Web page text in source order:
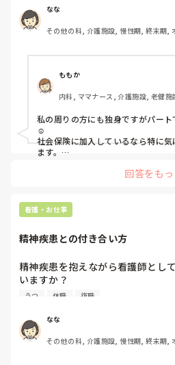
す。
稚拙な上に長文で申し訳ありま
上司からパートの話も出ているの
す。
頑張らなくていいところも頑張り
の力を出さないと他の人と同じ
んで、気を張りすぎて疲れてしま
めにもいったんパートになって、
に戻ろうという計画です。
今までパートは既婚者ができる働
トに関する知識をつけなければと
収入が減ることに関しては、パー
なな
その他の科, 介護施設, 慢性期, 終末期,
ももか
内科, ママナース, 介護施設, 老健
私の周りの方にも独身ですがパー
☺️
社会保険に加入しているなら特に
ます。
私の周りも皆さん色んな事情があ
回答をも
看護・お仕事
精神疾患との付き合い方
精神疾患を抱えながら看護師とし
いますか？
4年目看護師です。
最初は急性期病院で働いていまし
た。
正社員として働いていますが、今
うつ 休職 復職
なな
その他の科, 介護施設, 慢性期, 終末期,